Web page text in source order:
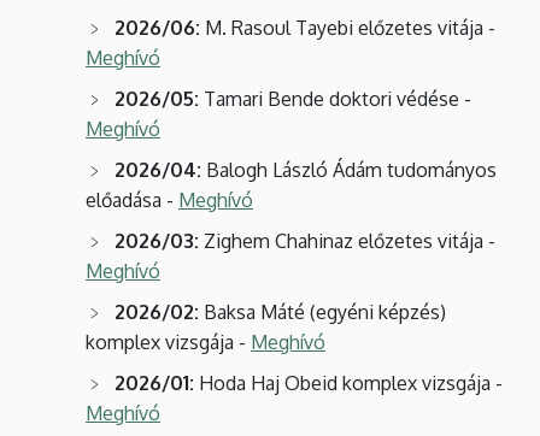
2026/06: M. Rasoul Tayebi előzetes vitája -
Meghívó
2026/05: Tamari Bende doktori védése -
Meghívó
2026/04: Balogh László Ádám tudományos
előadása - Meghívó
2026/03: Zighem Chahinaz előzetes vitája -
Meghívó
2026/02: Baksa Máté (egyéni képzés)
komplex vizsgája - Meghívó
2026/01: Hoda Haj Obeid komplex vizsgája -
Meghívó